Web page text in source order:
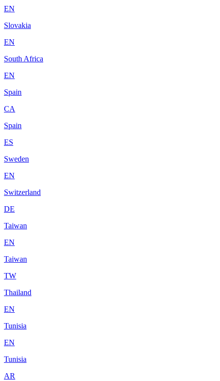
EN
Slovakia
EN
South Africa
EN
Spain
CA
Spain
ES
Sweden
EN
Switzerland
DE
Taiwan
EN
Taiwan
TW
Thailand
EN
Tunisia
EN
Tunisia
AR